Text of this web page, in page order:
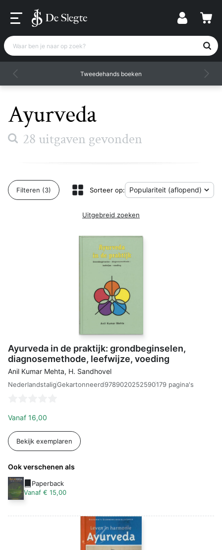
Waar ben je naar op zoek?
Tweedehands boeken
Ayurveda
28 uitgaven gevonden
Filteren (3)
Tonen als:
Sorteer op:
Uitgebreid zoeken
Ayurveda in de praktijk: grondbeginselen,
diagnosemethode, leefwijze, voeding
Anil Kumar Mehta, H. Sandhovel
NederlandstaligGekartonneerd9789020252590179 pagina's
Vanaf 16,00
Bekijk exemplaren
Ook verschenen als
Paperback
Vanaf € 15,00